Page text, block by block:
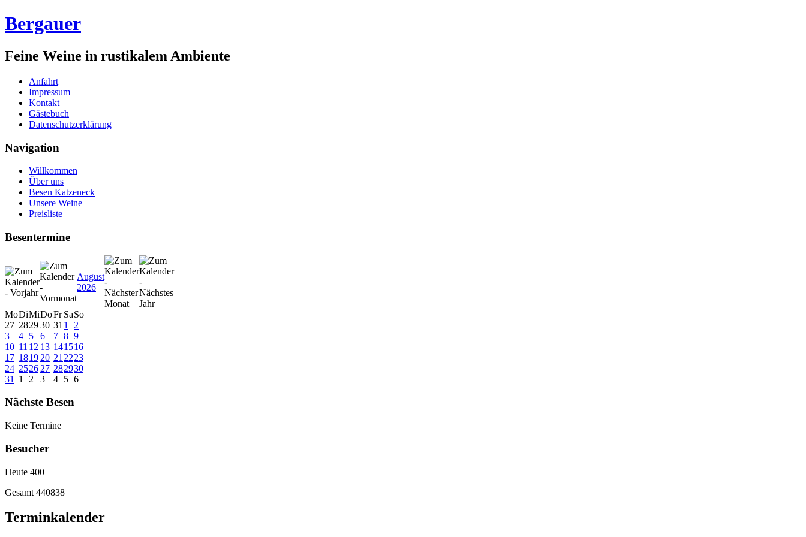
Bergauer
Feine Weine in rustikalem Ambiente
Anfahrt
Impressum
Kontakt
Gästebuch
Datenschutzerklärung
Navigation
Willkommen
Über uns
Besen Katzeneck
Unsere Weine
Preisliste
Besentermine
August
2026
MoDiMiDoFr SaSo
27 282930 31 1
2
3
4 5 6 7 8 9
10 11 12 13 141516
17 1819 20 21 2223
24 2526 27 282930
31
1 2 3 4 5 6
Nächste Besen
Keine Termine
Besucher
Heute 400
Gesamt 440838
Terminkalender